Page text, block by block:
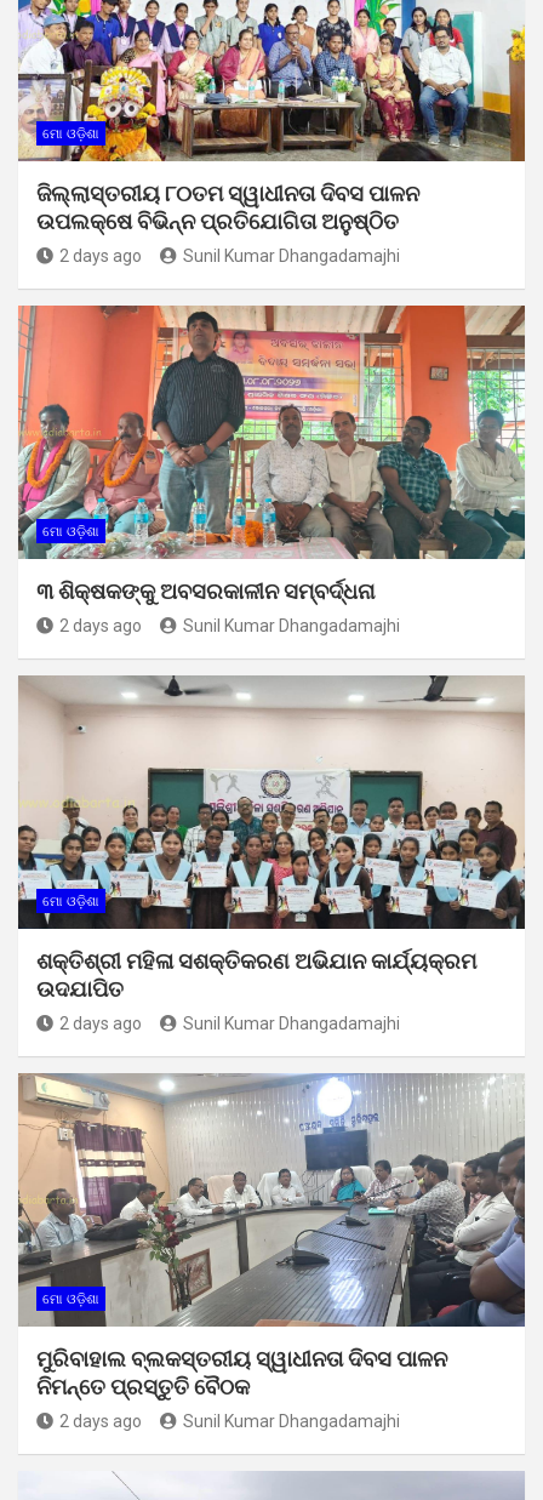
ମୋ ଓଡ଼ିଶା
ଜିଲ୍ଲାସ୍ତରୀୟ ୮୦ତମ ସ୍ୱାଧୀନତା ଦିବସ ପାଳନ
ଉପଲକ୍ଷେ ବିଭିନ୍ନ ପ୍ରତିଯୋଗିତା ଅନୁଷ୍ଠିତ
2 days ago Sunil Kumar Dhangadamajhi
ମୋ ଓଡ଼ିଶା
୩ ଶିକ୍ଷକଙ୍କୁ ଅବସରକାଳୀନ ସମ୍ବର୍ଦ୍ଧନା
2 days ago Sunil Kumar Dhangadamajhi
ମୋ ଓଡ଼ିଶା
ଶକ୍ତିଶ୍ରୀ ମହିଳା ସଶକ୍ତିକରଣ ଅଭିଯାନ କାର୍ଯ୍ୟକ୍ରମ
ଉଦଯାପିତ
2 days ago Sunil Kumar Dhangadamajhi
ମୋ ଓଡ଼ିଶା
ମୁରିବାହାଲ ବ୍ଲକସ୍ତରୀୟ ସ୍ୱାଧୀନତା ଦିବସ ପାଳନ
ନିମନ୍ତେ ପ୍ରସ୍ତୁତି ବୈଠକ
2 days ago Sunil Kumar Dhangadamajhi